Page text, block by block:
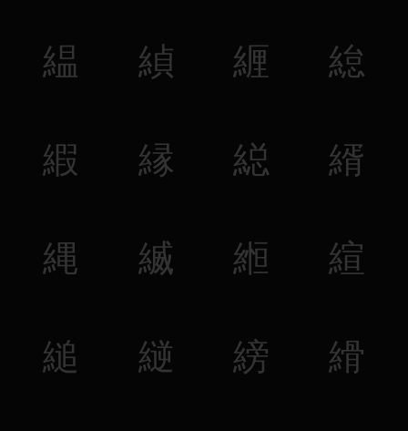
緼 緽 緾 緿
縀 縁 縂 縃
縄 縅 縆 縇
縋 縌 縍 縎